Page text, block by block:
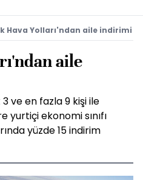
Hava Yolları'ndan aile indirimi
aile
ve en fazla 9 kişi ile
ekonomi sınıfı
yüzde 15 indirim